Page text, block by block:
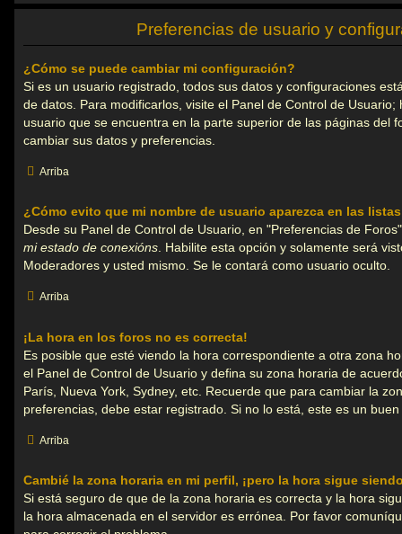
Preferencias de usuario y
¿Cómo se puede cambiar mi configuración?
Si es un usuario registrado, todos sus datos y configuraciones
de datos. Para modificarlos, visite el Panel de Control de
usuario que se encuentra en la parte superior de las páginas del
cambiar sus datos y preferencias.
Arriba
¿Cómo evito que mi nombre de usuario aparezca en las
Desde su Panel de Control de Usuario, en "Preferencias de
mi estado de conexións. Habilite esta opción y solamente será
Moderadores y usted mismo. Se le contará como usuario oculto.
Arriba
¡La hora en los foros no es correcta!
Es posible que esté viendo la hora correspondiente a otra zona
el Panel de Control de Usuario y defina su zona horaria de
París, Nueva York, Sydney, etc. Recuerde que para cambiar la
preferencias, debe estar registrado. Si no lo está, este es un
Arriba
Cambié la zona horaria en mi perfil, ¡pero la hora sigue
Si está seguro de que de la zona horaria es correcta y la hora
la hora almacenada en el servidor es errónea. Por favor